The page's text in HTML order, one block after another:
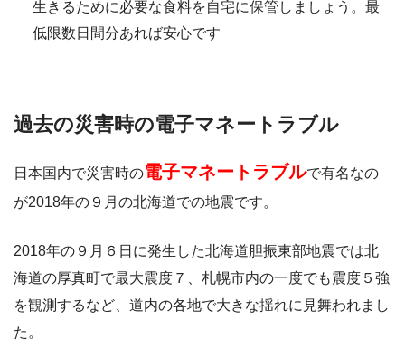
生きるために必要な食料を自宅に保管しましょう。最
低限数日間分あれば安心です
過去の災害時の電子マネートラブル
日本国内で災害時の電子マネートラブルで有名なの
が2018年の９月の北海道での地震です。
2018年の９月６日に発生した北海道胆振東部地震では北
海道の厚真町で最大震度７、札幌市内の一度でも震度５強
を観測するなど、道内の各地で大きな揺れに見舞われまし
た。